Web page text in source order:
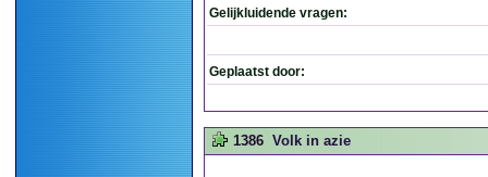
Gelijkluidende vragen:
Geplaatst door:
1386 Volk in azie